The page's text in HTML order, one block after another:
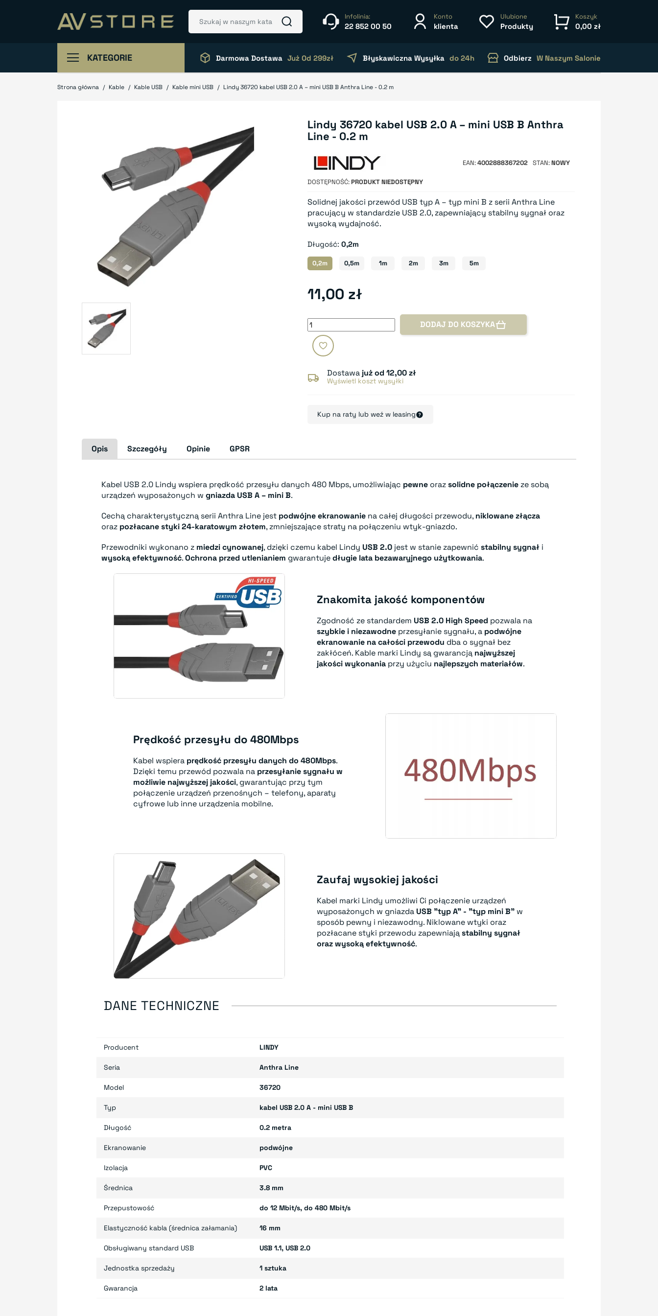
Infolinia:
22 852 00 50
Konto
klienta
Ulubione
Produkty
Koszyk
0,00 zł
KATEGORIE Darmowa Dostawa Już Od 299zł Błyskawiczna Wysyłka do 24h Odbierz W Naszym Salonie
Strona główna Kable Kable USB Kable mini USB Lindy 36720 kabel USB 2.0 A – mini USB B Anthra Line - 0.2 m
Lindy 36720 kabel USB 2.0 A – mini USB B Anthra
Line - 0.2 m
EAN 4002888367202 STAN NOWY
DOSTĘPNOŚĆ PRODUKT NIEDOSTĘPNY
Solidnej jakości przewód USB typ A – typ mini B z serii Anthra Line
pracujący w standardzie USB 2.0, zapewniający stabilny sygnał oraz
wysoką wydajność.
Długość:0,2m
0,2m 0,5m 1m 2m 3m 5m
11,00 zł
DODAJ DO KOSZYKA
Dostawa już od 12,00 zł
Wyświetl koszt wysyłki
Kup na raty lub weź w leasing
Opis Szczegóły Opinie GPSR
Kabel USB 2.0 Lindy wspiera prędkość przesyłu danych 480 Mbps, umożliwiając pewne orazsolidne połączenie ze sobą
urządzeń wyposażonych w gniazda USB A – mini B.
Cechą charakterystyczną serii Anthra Line jest podwójne ekranowanie na całej długości przewodu, niklowane złącza
oraz pozłacane styki 24-karatowym złotem, zmniejszające straty na połączeniu wtyk-gniazdo.
Przewodniki wykonano z miedzi cynowanej, dzięki czemu kabel Lindy USB 2.0 jest w stanie zapewnić stabilny sygnał i
wysoką efektywność.Ochrona przed utlenianiem gwarantujedługie lata bezawaryjnego użytkowania.
Znakomita jakość komponentów
Zgodność ze standardem USB 2.0 High Speed pozwala na
szybkie i niezawodne przesyłanie sygnału, a podwójne
ekranowanie na całości przewodu dba o sygnał bez
zakłóceń. Kable marki Lindy są gwarancją najwyższej
jakości wykonania przy użyciu najlepszych materiałów.
Prędkość przesyłu do 480Mbps
Kabel wspiera prędkość przesyłu danych do 480Mbps.
Dzięki temu przewód pozwala na przesyłanie sygnału w
możliwie najwyższej jakości, gwarantując przy tym
połączenie urządzeń przenośnych – telefony, aparaty
cyfrowe lub inne urządzenia mobilne.
Zaufaj wysokiej jakości
Kabel marki Lindy umożliwi Ci połączenie urządzeń
wyposażonych w gniazda USB "typ A" - "typ mini B" w
sposób pewny i niezawodny. Niklowane wtyki oraz
pozłacane styki przewodu zapewniająstabilny sygnał
oraz wysoką efektywność.
DANE TECHNICZNE
Producent LINDY
Seria Anthra Line
Model 36720
Typ kabel USB 2.0 A - mini USB B
Długość 0.2 metra
Ekranowanie podwójne
Izolacja PVC
Średnica 3.8 mm
Przepustowość do 12 Mbit/s, do 480 Mbit/s
Elastyczność kabla (średnica załamania) 16 mm
Obsługiwany standard USB USB 1.1, USB 2.0
Jednostka sprzedaży 1 sztuka
Gwarancja 2 lata